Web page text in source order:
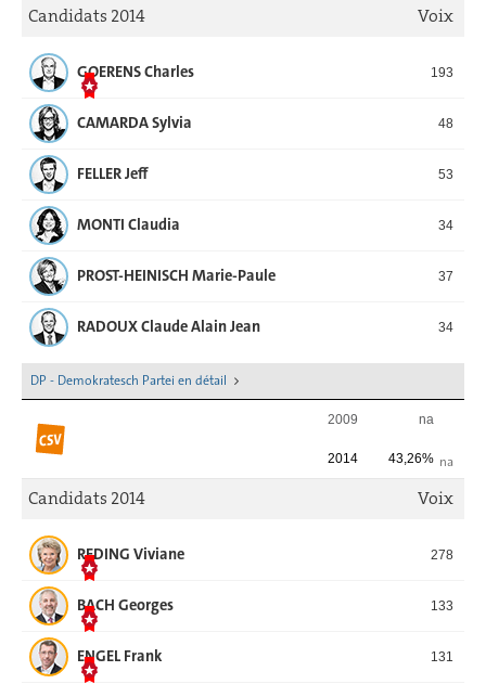
Candidats 2014 Voix
GOERENS Charles 193
CAMARDA Sylvia 48
FELLER Jeff 53
MONTI Claudia 34
PROST-HEINISCH Marie-Paule 37
RADOUX Claude Alain Jean 34
DP - Demokratesch Partei en détail
2009 na
na
2014 43,26%
Candidats 2014 Voix
REDING Viviane 278
BACH Georges 133
ENGEL Frank 131